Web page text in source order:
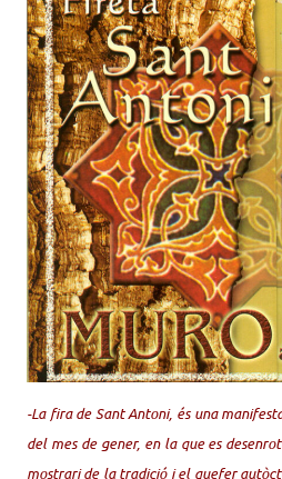
-La fira de Sant Antoni, és una
del mes de gener, en la que es
mostrari de la tradició i el quefer